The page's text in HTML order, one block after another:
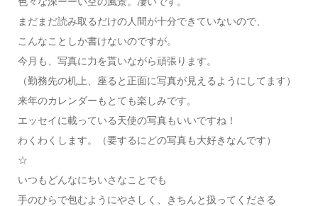
まだまだ読み取るだけの人間が十分できていないので、
こんなことしか書けないのですが。
今月も、写真に力を貰いながら頑張ります。
（勤務先の机上、座ると正面に写真が見えるようにしてます）
来年のカレンダーもとても楽しみです。
エッセイに載っている天使の写真もいいですね！
わくわくします。（要するにどの写真も大好きなんです）
☆
いつもどんなにちいさなことでも
手のひらで包むようにやさしく、きちんと扱ってくださる